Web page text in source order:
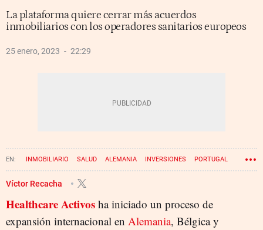
La plataforma quiere cerrar más acuerdos
inmobiliarios con los operadores sanitarios europeos
25 enero, 2023 22:29
INMOBILIARIO SALUD ALEMANIA INVERSIONES PORTUGAL
BÉLGICA HEALTHCARE ACTIVOS
Víctor Recacha
Healthcare Activos ha iniciado un proceso de
expansión internacional en Alemania, Bélgica y